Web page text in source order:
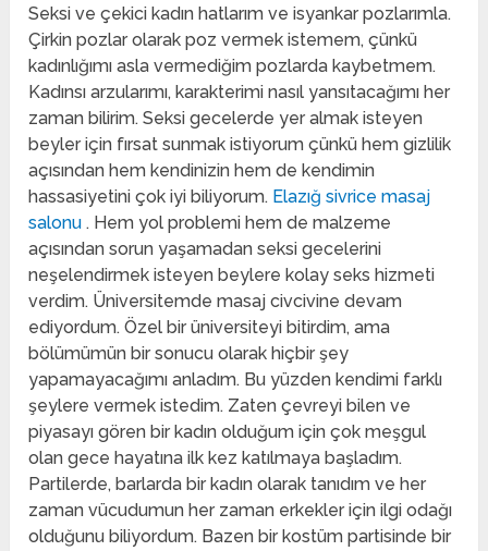
Seksi ve çekici kadın hatlarım ve isyankar pozlarımla.
Çirkin pozlar olarak poz vermek istemem, çünkü
kadınlığımı asla vermediğim pozlarda kaybetmem.
Kadınsı arzularımı, karakterimi nasıl yansıtacağımı her
zaman bilirim. Seksi gecelerde yer almak isteyen
beyler için fırsat sunmak istiyorum çünkü hem gizlilik
açısından hem kendinizin hem de kendimin
hassasiyetini çok iyi biliyorum. Elazığ sivrice masaj
salonu. Hem yol problemi hem de malzeme
açısından sorun yaşamadan seksi gecelerini
neşelendirmek isteyen beylere kolay seks hizmeti
verdim. Üniversitemde masaj civcivine devam
ediyordum. Özel bir üniversiteyi bitirdim, ama
bölümümün bir sonucu olarak hiçbir şey
yapamayacağımı anladım. Bu yüzden kendimi farklı
şeylere vermek istedim. Zaten çevreyi bilen ve
piyasayı gören bir kadın olduğum için çok meşgul
olan gece hayatına ilk kez katılmaya başladım.
Partilerde, barlarda bir kadın olarak tanıdım ve her
zaman vücudumun her zaman erkekler için ilgi odağı
olduğunu biliyordum. Bazen bir kostüm partisinde bir